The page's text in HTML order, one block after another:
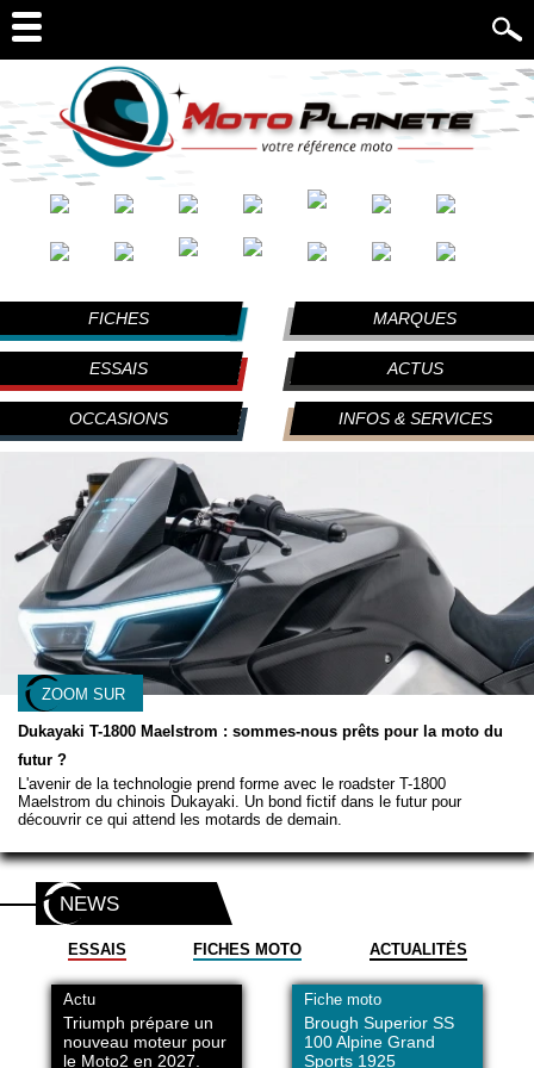
FICHES MARQUES
ESSAIS ACTUS
OCCASIONS INFOS & SERVICES
ZOOM SUR
Dukayaki T-1800 Maelstrom : sommes-nous prêts pour la moto du
futur ?
L'avenir de la technologie prend forme avec le roadster T-1800
Maelstrom du chinois Dukayaki. Un bond fictif dans le futur pour
découvrir ce qui attend les motards de demain.
NEWS
ESSAIS FICHES MOTO ACTUALITÉS
Actu
Triumph prépare un
nouveau moteur pour
le Moto2 en 2027.
Fiche moto
Brough Superior SS
100 Alpine Grand
Sports 1925